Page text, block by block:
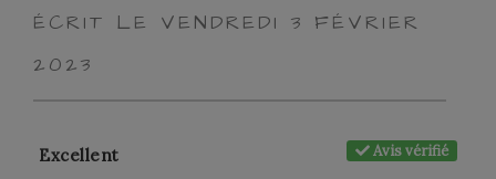
ÉCRIT LE VENDREDI 3 FÉVRIER
2023
Avis vérifié
Excellent